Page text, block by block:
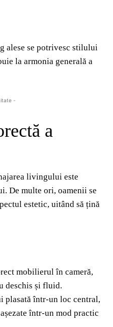
alese se potrivesc stilului
la armonia generală a
-
a
livingului este
De multe ori, oamenii se
estetic, uitând să țină
mobilierul în cameră,
deschis și fluid.
plasată într-un loc central,
într-un mod practic